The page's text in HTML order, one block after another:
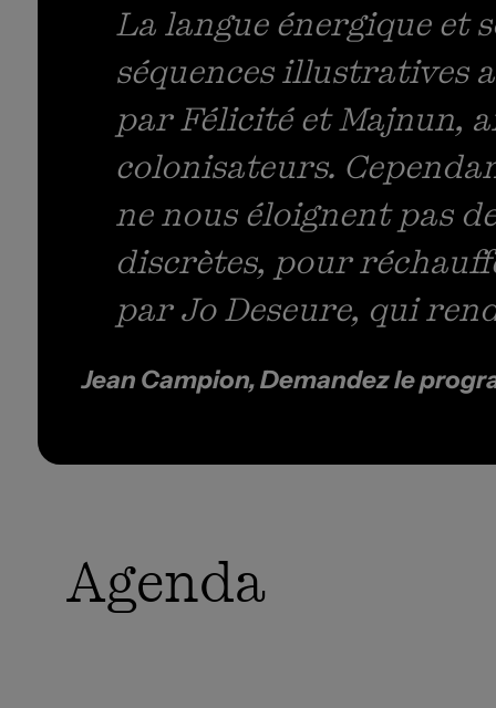
La langue énergique et
séquences illustratives
par Félicité et Majnun,
colonisateurs.
ne nous éloignent pas
discrètes, pour
par Jo Deseure, qui
Jean Campion, Demandez le
Agenda